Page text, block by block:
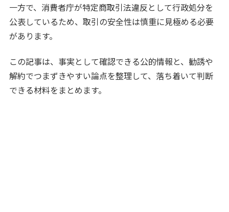
一方で、消費者庁が特定商取引法違反として行政処分を
公表しているため、取引の安全性は慎重に見極める必要
があります。
この記事は、事実として確認できる公的情報と、勧誘や
解約でつまずきやすい論点を整理して、落ち着いて判断
できる材料をまとめます。